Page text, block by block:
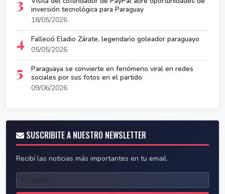
inversión tecnológica para Paraguay
18/05/2026
4
Falleció Eladio Zárate, legendario goleador paraguayo
05/05/2026
5
Paraguaya se convierte en fenómeno viral en redes
sociales por sus fotos en el partido
09/06/2026
SUSCRIBITE A NUESTRO NEWSLETTER
Recibí las noticias más importantes en tu email.